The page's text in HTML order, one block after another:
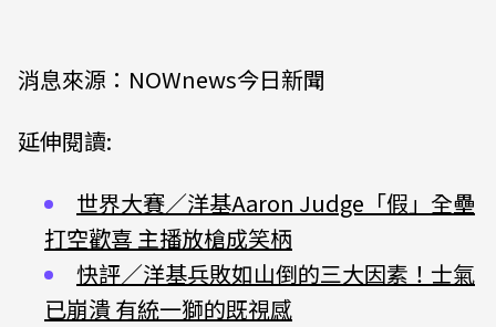
消息來源：NOWnews今日新聞
延伸閱讀:
世界大賽／洋基Aaron Judge「假」全壘
打空歡喜 主播放槍成笑柄
快評／洋基兵敗如山倒的三大因素！士氣
已崩潰 有統一獅的既視感